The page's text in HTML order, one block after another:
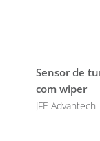
Sensor de
com wiper
JFE Advantech